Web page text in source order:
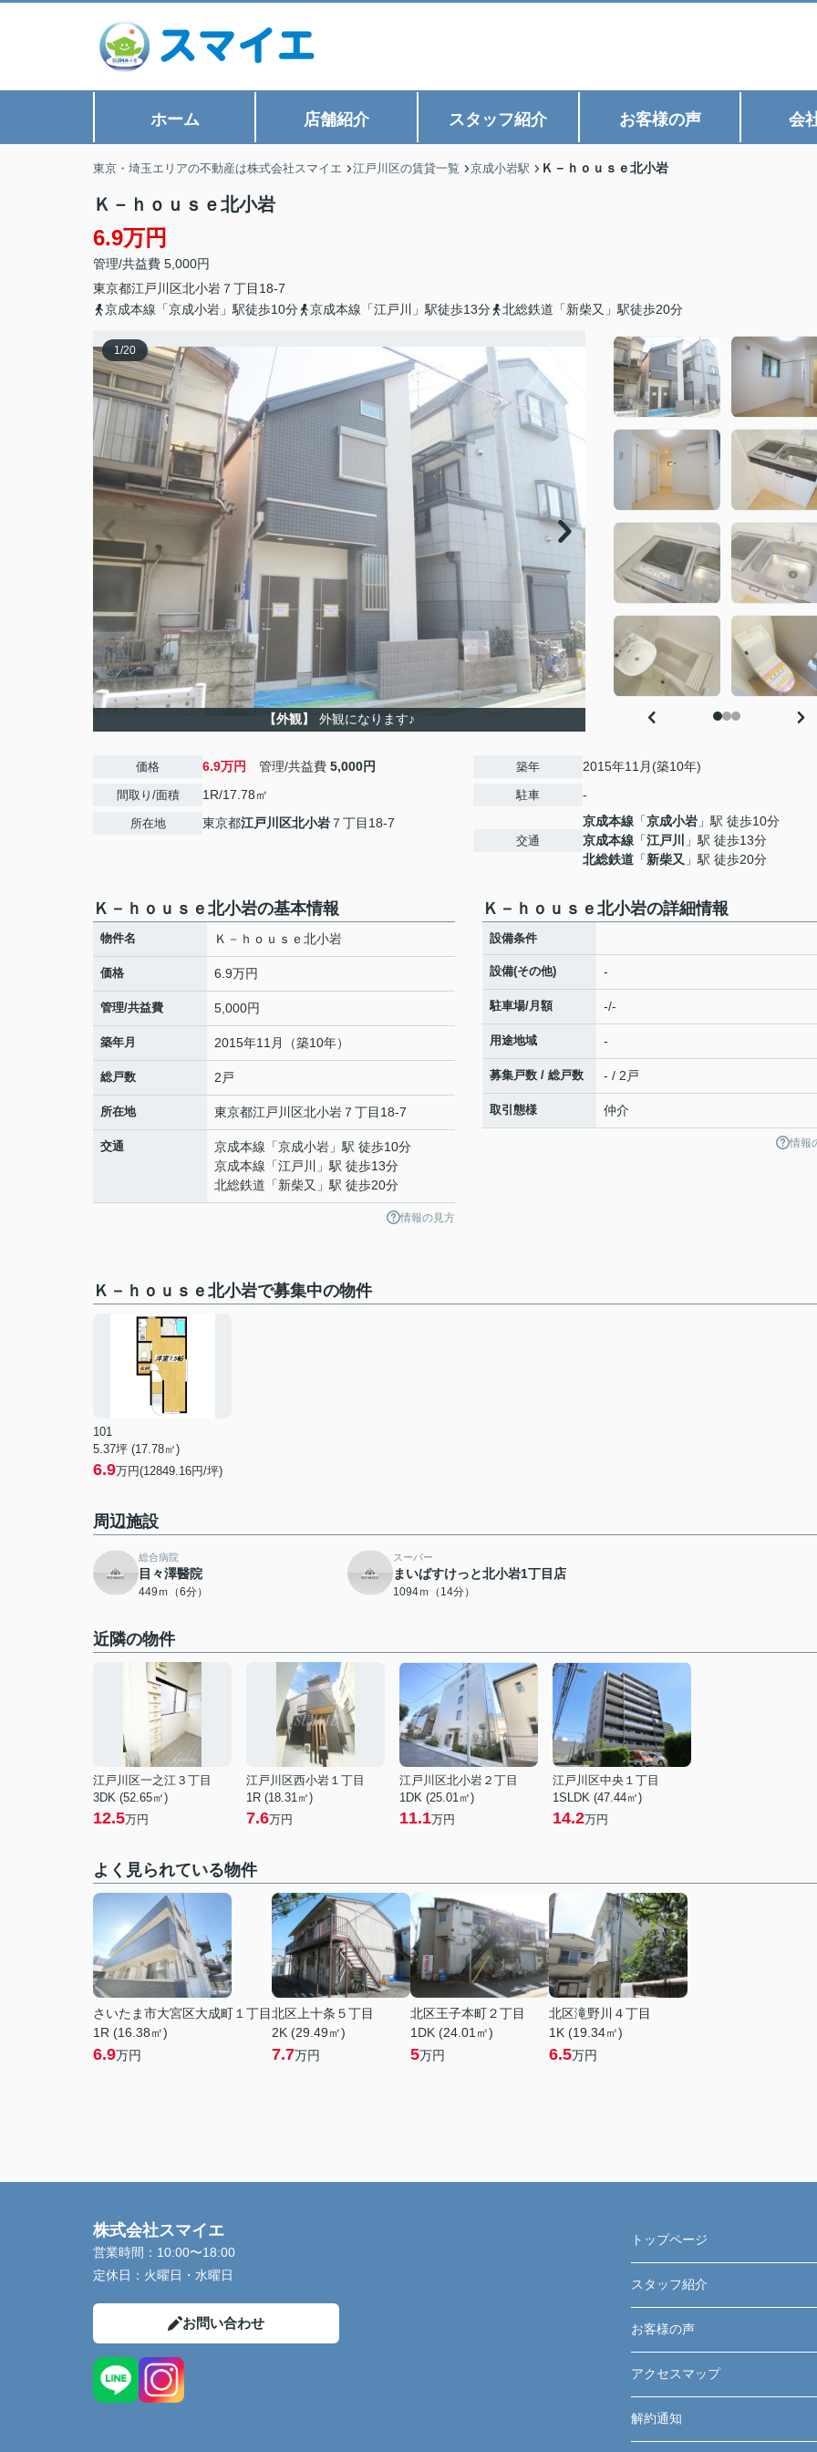
ホーム 店舗紹介 スタッフ紹介 お客様の声 会
東京・埼玉エリアの不動産は株式会社スマイエ 江戸川区の賃貸一覧 京成小岩駅 Ｋ－ｈｏｕｓｅ北小岩
Ｋ－ｈｏｕｓｅ北小岩
6.9万円
管理/共益費 5,000円
東京都江戸川区北小岩 ７丁目18-7
京成本線「京成小岩」駅徒歩10分
京成本線「江戸川」駅徒歩13分 北総鉄道「新柴又」駅徒歩20分
1/20
【外観】 外観になります♪
価格 6.9万円 管理/共益費 5,000円
間取り/面積 1R/17.78㎡
所在地 東京都江戸川区北小岩 ７丁目18-7
築年 2015年11月(築10年)
駐車 -
交通
京成本線 「京成小岩 」駅 徒歩10分
京成本線 「江戸川
」駅 徒歩13分
北総鉄道 「新柴又 」駅 徒歩20分
Ｋ－ｈｏｕｓｅ北小岩の基本情報
物件名 Ｋ－ｈｏｕｓｅ北小岩
価格 6.9万円
管理/共益費 5,000円
築年月 2015年11月（築10年）
総戸数 2戸
所在地 東京都江戸川区北小岩 ７丁目18-7
交通 京成本線 「京成小岩 」駅 徒歩10分
京成本線 「江戸川
」駅 徒歩13分
北総鉄道 「新柴又 」駅 徒歩20分
情報の見方
Ｋ－ｈｏｕｓｅ北小岩の詳細情報
設備条件
設備(その他) -
駐車場/月額 -/-
用途地域 -
募集戸数 / 総戸数 - / 2戸
取引態様 仲介
情報
Ｋ－ｈｏｕｓｅ北小岩で募集中の物件
101
5.37坪 (17.78㎡)
6.9万円(12849.16円/坪)
周辺施設
総合病院
目々澤醫院
449ｍ（6分）
スーパー
まいばすけっと北小岩1丁目店
1094ｍ（14分）
近隣の物件
江戸川区一之江３丁目
3DK (52.65㎡)
12.5万円
江戸川区西小岩１丁目
1R (18.31㎡)
7.6万円
江戸川区北小岩２丁目
1DK (25.01㎡)
11.1万円
江戸川区中央１丁目
1SLDK (47.44㎡)
14.2万円
よく見られている物件
さいたま市大宮区大成町１丁目
1R (16.38㎡)
6.9万円
北区上十条５丁目
2K (29.49㎡)
7.7万円
北区王子本町２丁目
1DK (24.01㎡)
5万円
北区滝野川４丁目
1K (19.34㎡)
6.5万円
株式会社スマイエ
営業時間： 10:00〜18:00
定休日： 火曜日・水曜日
お問い合わせ
トップページ
スタッフ紹介
お客様の声
アクセスマップ
解約通知